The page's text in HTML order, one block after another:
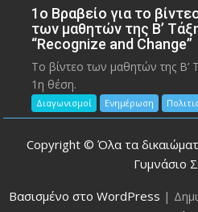
1ο Βραβείο για το
των μαθητών της Β’
“Recognize and Change”
Το βίντεο των μαθητών της Β’
1η θέση.
Διαγωνισμοί Ενημέρωση
Copyright © Όλα τα
Γυμνάσιο
Βασισμένο στο WordPress |